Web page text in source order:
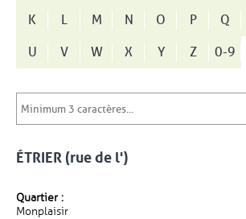
K
L M N O P Q
U
V W X Y Z 0-9
ÉTRIER (rue de l')
Quartier :
Monplaisir